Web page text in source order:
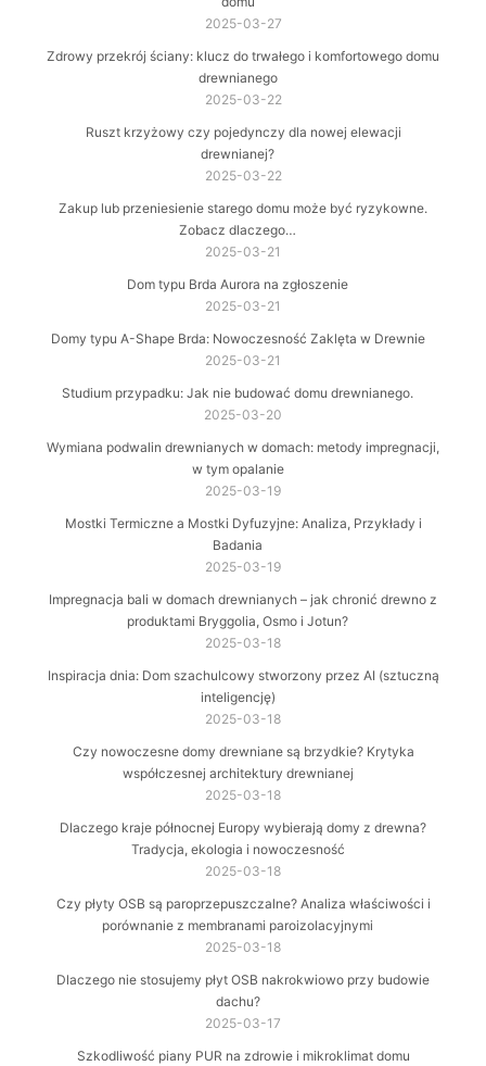
2025-03-27
Zdrowy przekrój ściany: klucz do trwałego i komfortowego domu
drewnianego
2025-03-22
Ruszt krzyżowy czy pojedynczy dla nowej elewacji
drewnianej?
2025-03-22
Zakup lub przeniesienie starego domu może być ryzykowne.
Zobacz dlaczego…
2025-03-21
Dom typu Brda Aurora na zgłoszenie
2025-03-21
Domy typu A-Shape Brda: Nowoczesność Zaklęta w Drewnie
2025-03-21
Studium przypadku: Jak nie budować domu drewnianego.
2025-03-20
Wymiana podwalin drewnianych w domach: metody impregnacji,
w tym opalanie
2025-03-19
Mostki Termiczne a Mostki Dyfuzyjne: Analiza, Przykłady i
Badania
2025-03-19
Impregnacja bali w domach drewnianych – jak chronić drewno z
produktami Bryggolia, Osmo i Jotun?
2025-03-18
Inspiracja dnia: Dom szachulcowy stworzony przez AI (sztuczną
inteligencję)
2025-03-18
Czy nowoczesne domy drewniane są brzydkie? Krytyka
współczesnej architektury drewnianej
2025-03-18
Dlaczego kraje północnej Europy wybierają domy z drewna?
Tradycja, ekologia i nowoczesność
2025-03-18
Czy płyty OSB są paroprzepuszczalne? Analiza właściwości i
porównanie z membranami paroizolacyjnymi
2025-03-18
Dlaczego nie stosujemy płyt OSB nakrokwiowo przy budowie
dachu?
2025-03-17
Szkodliwość piany PUR na zdrowie i mikroklimat domu